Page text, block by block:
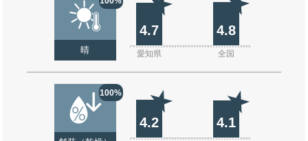
晴
4.7 4.8
愛知県 全国
100%
4.2 4.1